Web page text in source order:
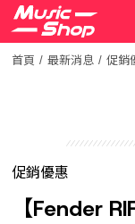
首頁 最新消息 促銷
促銷優惠
【Fender